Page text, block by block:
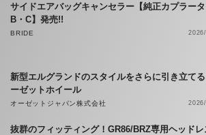
サイドエアバッグキャンセラー【純正カプラー
B・C】発売!!
BRIDE
新型エルグランドのスタイルをさらに引き立て
ーゼットホイール
オーゼットジャパン株式会社
抜群のフィッティング！GR86/BRZ専用ヘッドレ